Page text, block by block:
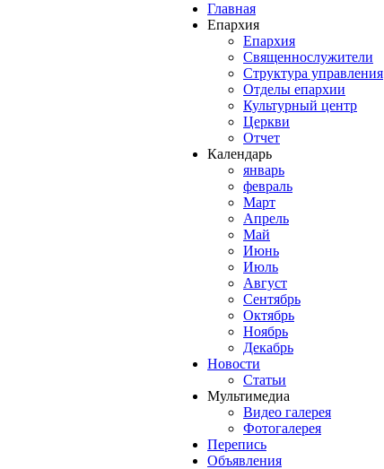
Главная
Епархия
Епархия
Священнослужители
Структура управления
Отделы епархии
Культурный центр
Церкви
Отчет
Календарь
январь
февраль
Март
Апрель
Май
Июнь
Июль
Август
Сентябрь
Октябрь
Ноябрь
Декабрь
Новости
Статьи
Мультимедиа
Видео галерея
Фотогалерея
Перепись
Объявления